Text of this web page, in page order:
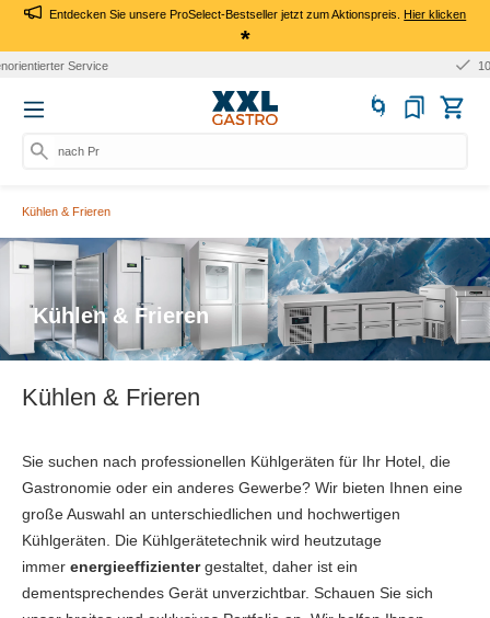
Entdecken Sie unsere ProSelect-Bestseller jetzt zum Aktionspreis.Hier klicken
*
nach Produkt
Kühlen & Frieren
Kühlen & Frieren
Kühlen & Frieren
Sie suchen nach professionellen Kühlgeräten für Ihr Hotel, die
Gastronomie oder ein anderes Gewerbe? Wir bieten Ihnen eine
große Auswahl an unterschiedlichen und hochwertigen
Kühlgeräten. Die Kühlgerätetechnik wird heutzutage
immer energieeffizientergestaltet, daher ist ein
dementsprechendes Gerät unverzichtbar. Schauen Sie sich